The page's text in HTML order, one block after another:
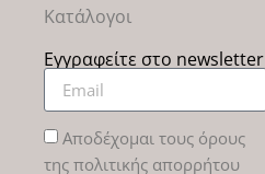
Κατάλογοι
Εγγραφείτε στο newsletter
Αποδέχομαι τους όρους
της πολιτικής απορρήτου